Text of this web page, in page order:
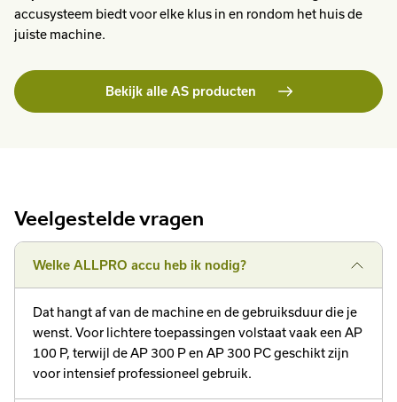
accusysteem biedt voor elke klus in en rondom het huis de
juiste machine.
Bekijk alle AS producten
Veelgestelde vragen
Welke ALLPRO accu heb ik nodig?
Dat hangt af van de machine en de gebruiksduur die je
wenst. Voor lichtere toepassingen volstaat vaak een AP
100 P, terwijl de AP 300 P en AP 300 PC geschikt zijn
voor intensief professioneel gebruik.